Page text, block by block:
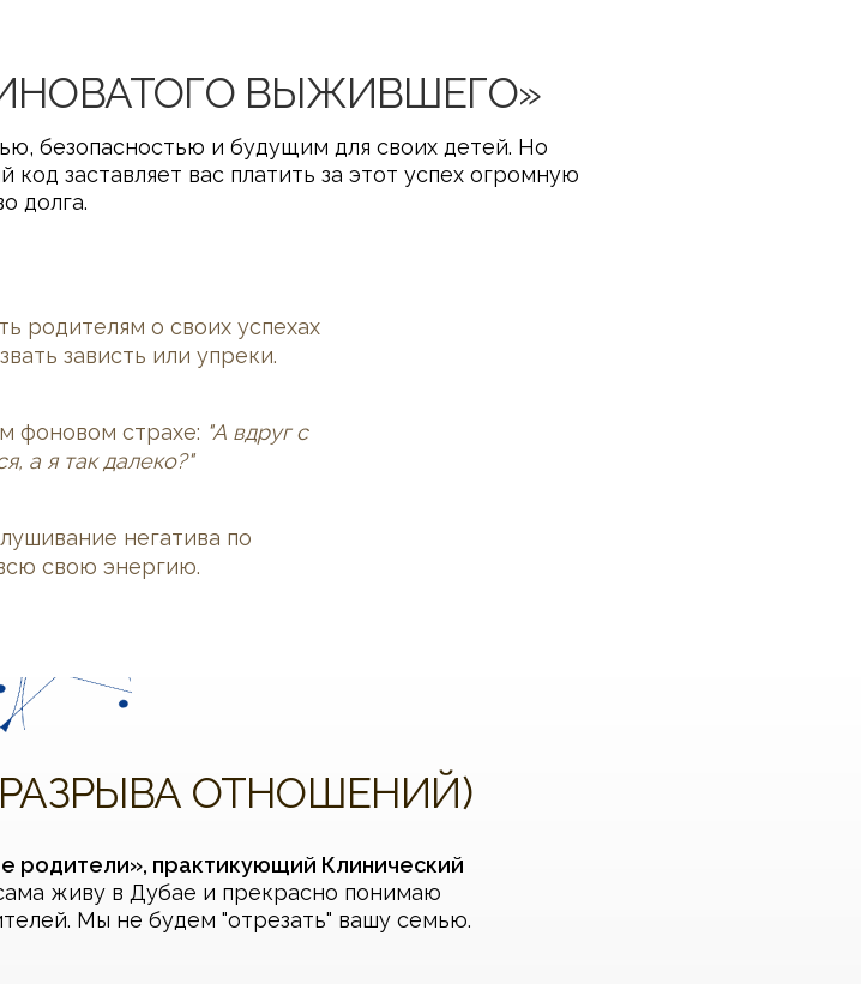
безопасностью и будущим для своих детей. Но
код заставляет вас платить за этот успех огромную
долга.
ВЫЖИВШЕГО»
родителям о своих успехах
зависть или упреки.
фоновом страхе: "А вдруг с
а я так далеко?"
негатива по
свою энергию.
родители», практикующий Клинический
живу в Дубае и прекрасно понимаю
Мы не будем "отрезать" вашу семью.
ОТНОШЕНИЙ)